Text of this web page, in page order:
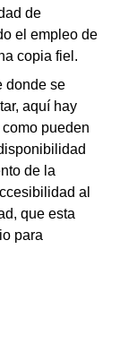
de
el empleo de
copia fiel.
donde se
aquí hay
pueden
de la
al
que esta
para